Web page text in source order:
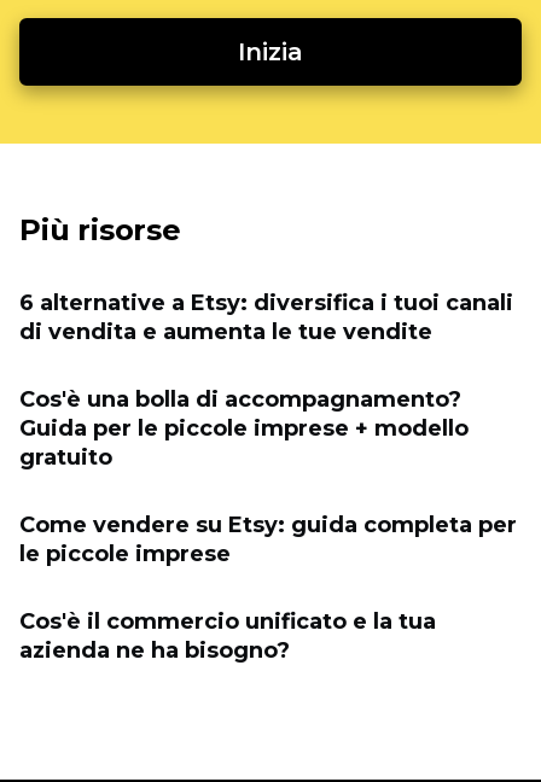
Inizia
Più risorse
6 alternative a Etsy: diversifica i tuoi canali
di vendita e aumenta le tue vendite
Cos'è una bolla di accompagnamento?
Guida per le piccole imprese + modello
gratuito
Come vendere su Etsy: guida completa per
le piccole imprese
Cos'è il commercio unificato e la tua
azienda ne ha bisogno?